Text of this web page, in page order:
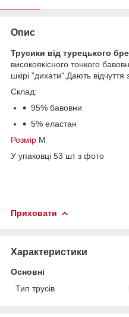
Опис
Трусики від турецького
високоякісного тонкого
шкірі "дихати".Дають відчуття
Склад:
95% бавовни
5% еластан
Розмір М
У упаковці 53 шт з фото
Приховати
Характеристики
Основні
Тип трусів